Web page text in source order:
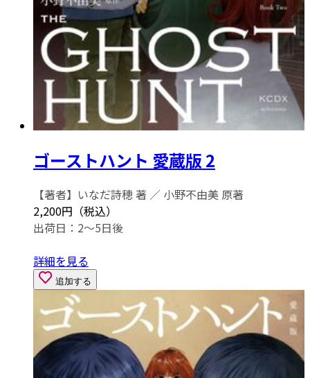
ゴーストハント 愛蔵版 2
【著者】いなだ詩穂 著 ／ 小野不由美 原著
2,200円（税込）
出荷日：2～5日後
詳細を見る
追加する